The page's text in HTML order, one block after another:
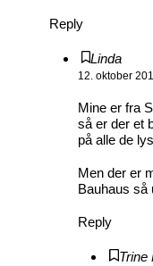
Reply
Linda
12. oktober
Mine er fra
så er der et
på alle de
Men der er
Bauhaus så
Reply
Trine